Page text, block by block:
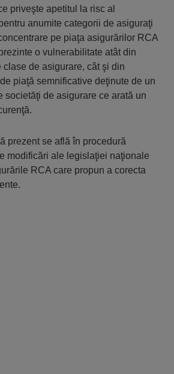
priveşte apetitul la risc al
anumite categorii de asiguraţi
pe piaţa asigurărilor RCA
o vulnerabilitate atât din
de asigurare, cât şi din
piaţă semnificative deţinute de un
societăţi de asigurare ce arată un
prezent se află în procedură
modificări ale legislaţiei naţionale
RCA care propun a corecta